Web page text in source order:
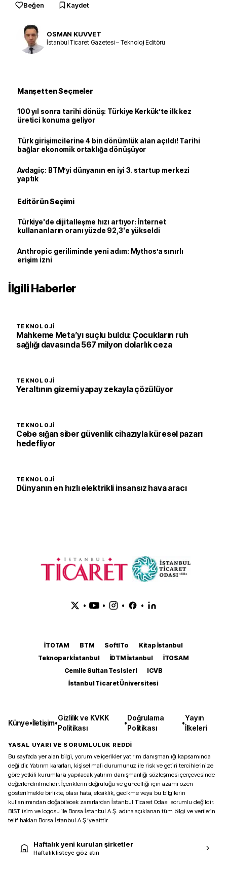
Beğen Kaydet
OSMAN KUVVET
İstanbul Ticaret Gazetesi – Teknoloji Editörü
Manşetten Seçmeler
100 yıl sonra tarihi dönüş: Türkiye Kerkük’te ilk kez
üretici konuma geliyor
Türk girişimcilerine 4 bin dönümlük alan açıldı! Tarihi
bağlar ekonomik ortaklığa dönüşüyor
Avdagiç: BTM’yi dünyanın en iyi 3. startup merkezi
yaptık
Editörün Seçimi
Türkiye'de dijitalleşme hızı artıyor: İnternet
kullananların oranı yüzde 92,3'e yükseldi
Anthropic geriliminde yeni adım: Mythos’a sınırlı
erişim izni
İlgili Haberler
TEKNOLOJI
Mahkeme Meta’yı suçlu buldu: Çocukların ruh
sağlığı davasında 567 milyon dolarlık ceza
TEKNOLOJI
Yeraltının gizemi yapay zekayla çözülüyor
TEKNOLOJI
Cebe sığan siber güvenlik cihazıyla küresel pazarı
hedefliyor
TEKNOLOJI
Dünyanın en hızlı elektrikli insansız hava aracı
• • • •
İTOTAM BTM SoftITo
Kitap İstanbul
Teknopark İstanbul
İDTM İstanbul
İTOSAM
Cemile Sultan Tesisleri
ICVB
İstanbul Ticaret Üniversitesi
Künye•İletişim•
Gizlilik ve KVKK
Politikası
•
Doğrulama
Politikası
•
Yayın
İlkeleri
YASAL UYARI VE SORUMLULUK REDDİ
Bu sayfada yer alan bilgi, yorum ve içerikler yatırım danışmanlığı kapsamında
değildir. Yatırım kararları, kişisel mali durumunuz ile risk ve getiri tercihlerinize
göre yetkili kurumlarla yapılacak yatırım danışmanlığı sözleşmesi çerçevesinde
değerlendirilmelidir. İçeriklerin doğruluğu ve güncelliği için azami özen
gösterilmekle birlikte, olası hata, eksiklik, gecikme veya bu bilgilerin
kullanımından doğabilecek zararlardan İstanbul Ticaret Odası sorumlu değildir.
BIST isim ve logosu ile Borsa İstanbul A.Ş. adına açıklanan tüm bilgi ve verilerin
telif hakları Borsa İstanbul A.Ş.’ye aittir.
Haftalık yeni kurulan şirketler
Haftalık listeye göz atın